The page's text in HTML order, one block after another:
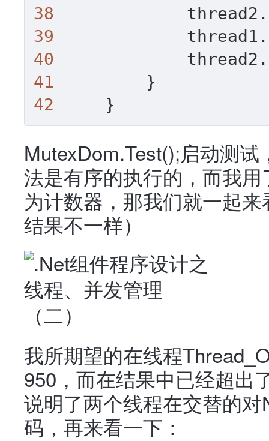
38
39
40
41
42 }
MutexDom.Test();启动测
法是有序的执行的，而我
为计数器，那我们就一起
结果不一样）
我所期望的在线程
950，而在结果中已经超出
说明了两个线程在交替的
码，再来看一下：